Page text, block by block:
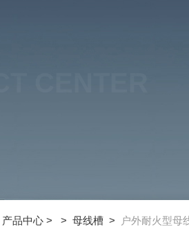
产品中心 > > 母线槽 > 户外耐火型母